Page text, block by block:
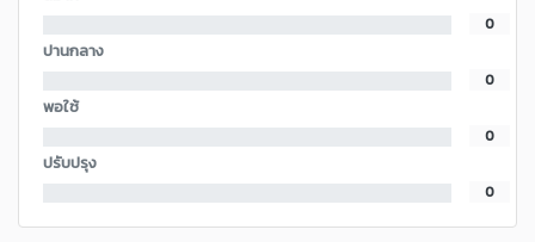
0
ปานกลาง
0
พอใช้
0
ปรับปรุง
0